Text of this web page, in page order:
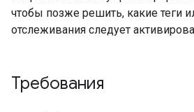
чтобы позже решить, какие теги
отслеживания следует
Требования